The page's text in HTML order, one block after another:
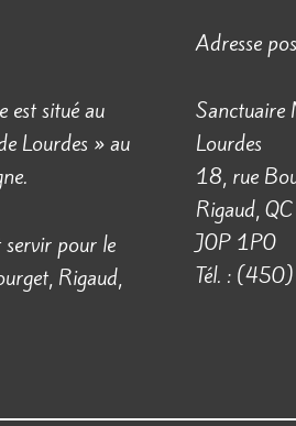
est situé au
Lourdes » au
pour le
Rigaud,
Adresse
Sanctuaire
Lourdes
18, rue
Rigaud, QC
J0P 1P0
Tél. :